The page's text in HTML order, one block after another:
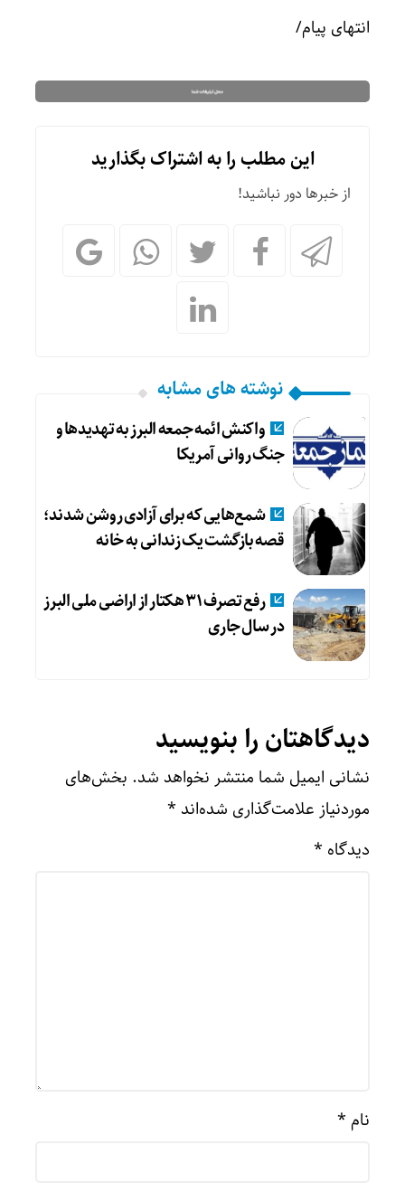
انتهای پیام/
این مطلب را به اشتراک بگذارید
از خبرها دور نباشید!
نوشته های مشابه
واکنش ائمه جمعه البرز به تهدیدها و
جنگ روانی آمریکا
شمع‌هایی که ‌برای آزادی روشن شدند؛
قصه بازگشت یک زندانی به خانه
رفع تصرف ۳۱ هکتار از اراضی ملی البرز
در سال جاری
دیدگاهتان را بنویسید
نشانی ایمیل شما منتشر نخواهد شد. بخش‌های
موردنیاز علامت‌گذاری شده‌اند *
دیدگاه *
نام *